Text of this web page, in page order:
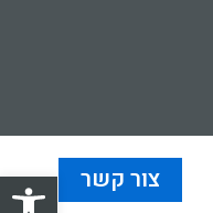
פתח צור קשר